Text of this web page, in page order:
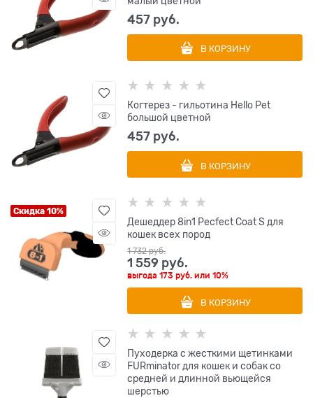
457 руб.
В КОРЗИНУ
Когтерез - гильотина Hello Pet
большой цветной
457 руб.
В КОРЗИНУ
Скидка 10%
Дешеддер 8in1 Pecfect Coat S для
кошек всех пород
1 732 руб.
1 559 руб.
выгода173 руб. или10%
В КОРЗИНУ
Пуходерка с жесткими щетинками
FURminator для кошек и собак со
средней и длинной вьющейся
шерстью